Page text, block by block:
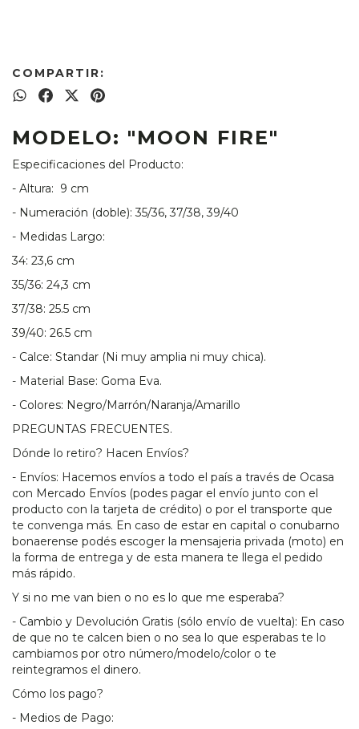
COMPARTIR:
MODELO: "MOON FIRE"
Especificaciones del Producto:
- Altura: 9 cm
- Numeración (doble): 35/36, 37/38, 39/40
- Medidas Largo:
34: 23,6 cm
35/36: 24,3 cm
37/38: 25.5 cm
39/40: 26.5 cm
- Calce: Standar (Ni muy amplia ni muy chica).
- Material Base: Goma Eva.
- Colores: Negro/Marrón/Naranja/Amarillo
PREGUNTAS FRECUENTES.
Dónde lo retiro? Hacen Envíos?
- Envíos: Hacemos envíos a todo el país a través de Ocasa
con Mercado Envíos (podes pagar el envío junto con el
producto con la tarjeta de crédito) o por el transporte que
te convenga más. En caso de estar en capital o conubarno
bonaerense podés escoger la mensajeria privada (moto) en
la forma de entrega y de esta manera te llega el pedido
más rápido.
Y si no me van bien o no es lo que me esperaba?
- Cambio y Devolución Gratis (sólo envío de vuelta): En caso
de que no te calcen bien o no sea lo que esperabas te lo
cambiamos por otro número/modelo/color o te
reintegramos el dinero.
Cómo los pago?
- Medios de Pago: